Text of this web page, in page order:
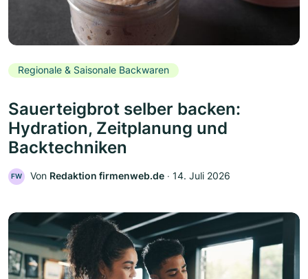
Regionale & Saisonale Backwaren
Sauerteigbrot selber backen:
Hydration, Zeitplanung und
Backtechniken
FW Von Redaktion firmenweb.de ‧ 14. Juli 2026